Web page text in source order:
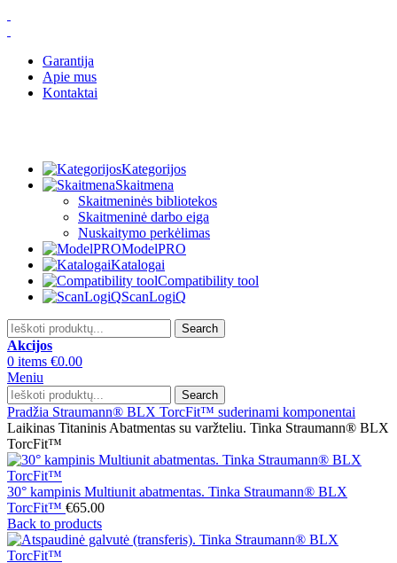
Garantija
Apie mus
Kontaktai
Kategorijos
Skaitmena
Skaitmeninės bibliotekos
Skaitmeninė darbo eiga
Nuskaitymo perkėlimas
ModelPRO
Katalogai
Compatibility tool
ScanLogiQ
Search
Akcijos
0 items €0.00
Meniu
Search
Pradžia Straumann® BLX TorcFit™ suderinami komponentai
Laikinas Titaninis Abatmentas su varžteliu. Tinka Straumann® BLX
TorcFit™
30° kampinis Multiunit abatmentas. Tinka Straumann® BLX
TorcFit™ €65.00
Back to products